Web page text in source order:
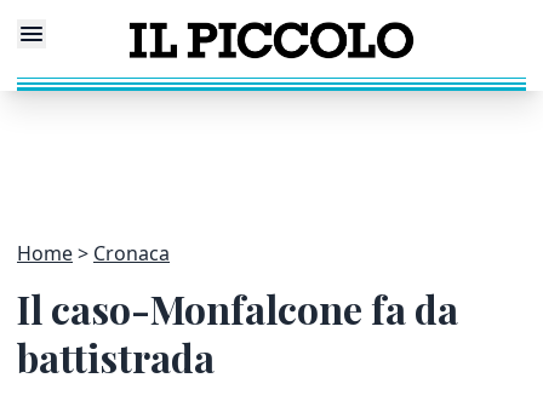
Home Cronaca
Il caso-Monfalcone fa da
battistrada